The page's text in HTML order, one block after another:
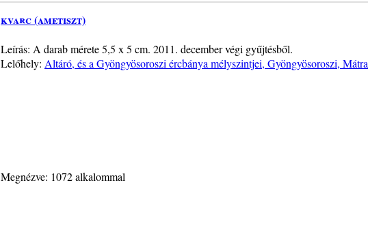
kvarc (ametiszt)
Leírás: A darab mérete 5,5 x 5 cm. 2011. december végi gyűjtésből.
Lelőhely: Altáró, és a Gyöngyösoroszi ércbánya mélyszintjei, Gyöngyösoroszi, Mátra
Megnézve: 1072 alkalommal